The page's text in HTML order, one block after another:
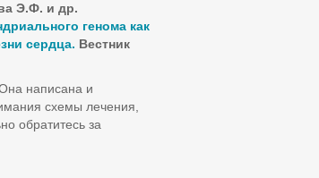
Э.Ф. и др.
генома как
сердца. Вестник
написана и
схемы лечения,
обратитесь за